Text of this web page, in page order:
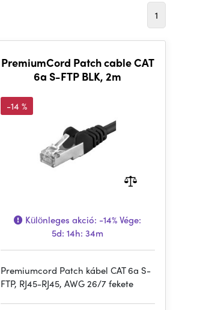
1
PremiumCord Patch cable CAT
6a S-FTP BLK, 2m
-14 %
Különleges akció: -14%Vége:
5d: 14h: 34m
Premiumcord Patch kábel CAT 6a S-
FTP, RJ45-RJ45, AWG 26/7 fekete